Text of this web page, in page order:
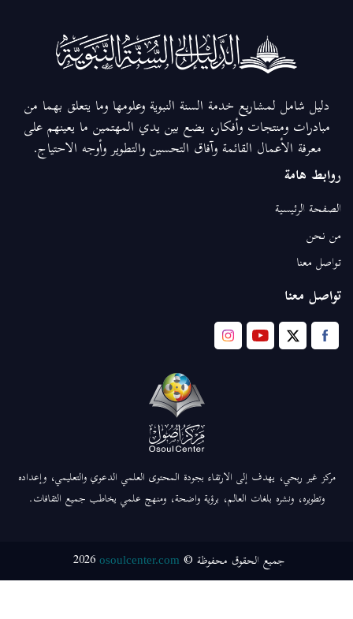
دليل شامل لمشاريع خدمة السنة النبوية وعلومها وما يتعلق بهما من
مبادرات ومنتجات وأفكار، يضع بين يدي المهتمين ما يعينهم على
معرفة الأعمال القائمة وآفاق التحسين والتطوير وأوجه الاحتياج.
روابط هامة
الصفحة الرئيسية
من نحن
تواصل معنا
تواصل معنا
مركز غير ربحي، يهدف إلى الارتقاء بجودة المحتوى العلمي الدعوي والتعليمي، وإعداده
وتطويره، ونشره بلغات العالم، برؤية واضحة، ومنهج علمي يخاطب جميع الثقافات.
جميع الحقوق محفوظة © osoulcenter.com
2026